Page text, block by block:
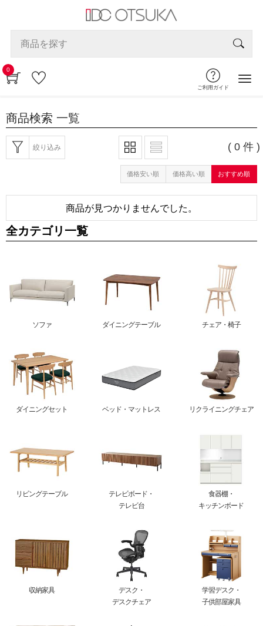
0
ご利用ガイド
商品検索 一覧
絞り込み ( 0 件 )
価格安い順 価格高い順 おすすめ順
商品が見つかりませんでした。
全カテゴリ一覧
ソファ ダイニングテーブル チェア・椅子
ダイニングセット ベッド・マットレス リクライニングチェア
リビングテーブル
テレビボード・
テレビ台
食器棚・
キッチンボード
収納家具
デスク・
デスクチェア
学習デスク・
子供部屋家具